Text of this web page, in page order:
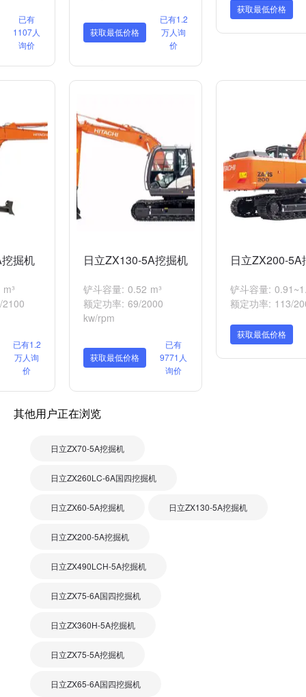
已有
1107人
询价
获取最低价格
已有1.2
万人询
价
获取最低价格
掘机
已有1.2
万人询
价
日立ZX130-5A挖掘机
铲斗容量: 0.52 m³
额定功率: 69/2000
kw/rpm
获取最低价格
已有
9771人
询价
日立ZX200-5A
铲斗容量:
额定功率: 113/
获取最低价格
其他用户正在浏览
日立ZX70-5A挖掘机
日立ZX260LC-6A国四挖掘机
日立ZX60-5A挖掘机 日立ZX130-5A挖掘机
日立ZX200-5A挖掘机
日立ZX490LCH-5A挖掘机
日立ZX75-6A国四挖掘机
日立ZX360H-5A挖掘机
日立ZX75-5A挖掘机
日立ZX65-6A国四挖掘机